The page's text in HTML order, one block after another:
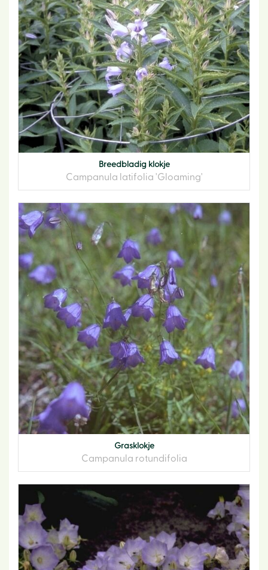
Breedbladig klokje
Campanula latifolia 'Gloaming'
Grasklokje
Campanula rotundifolia